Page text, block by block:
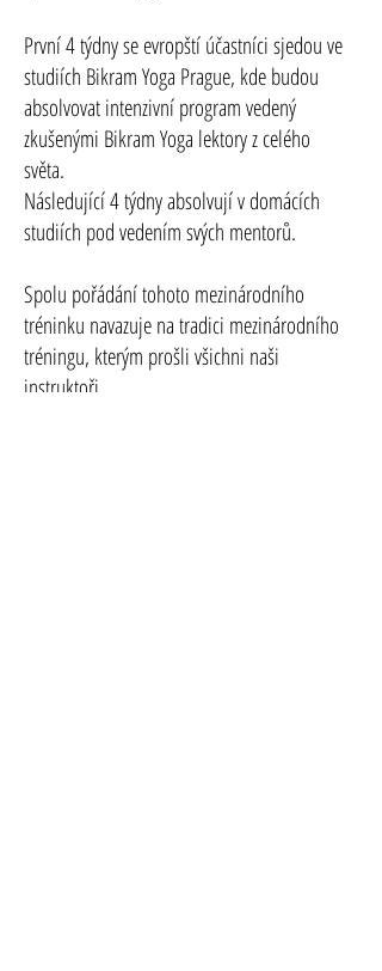
První 4 týdny se evropští účastníci sjedou ve
studiích Bikram Yoga Prague, kde budou
absolvovat intenzivní program vedený
zkušenými Bikram Yoga lektory z celého
světa.
Následující 4 týdny absolvují v domácích
studiích pod vedením svých mentorů.​​​​​​​​
Spolu pořádání tohoto mezinárodního
tréninku navazuje na tradici mezinárodního
tréningu, kterým prošli všichni naši
instruktoři.